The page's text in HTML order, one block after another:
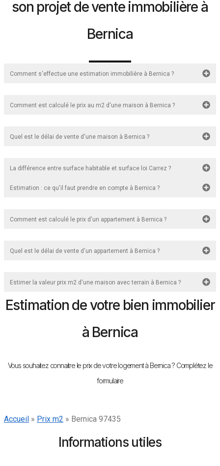
son projet de vente immobilière à
Bernica
Comment s'effectue une estimation immobilière à Bernica ?
Comment est calculé le prix au m2 d'une maison à Bernica ?
Quel est le délai de vente d'une maison à Bernica ?
La différence entre surface habitable et surface loi Carrez ?
Estimation : ce qu'il faut prendre en compte à Bernica ?
Comment est calculé le prix d'un appartement à Bernica ?
Quel est le délai de vente d'un appartement à Bernica ?
Estimer la valeur prix m2 d'une maison avec terrain à Bernica ?
Estimation de votre bien immobilier
à Bernica
Vous souhaitez connaitre le prix de votre logement à Bernica ? Complétez le
formulaire
Accueil » Prix m2 » Bernica 97435
Informations utiles